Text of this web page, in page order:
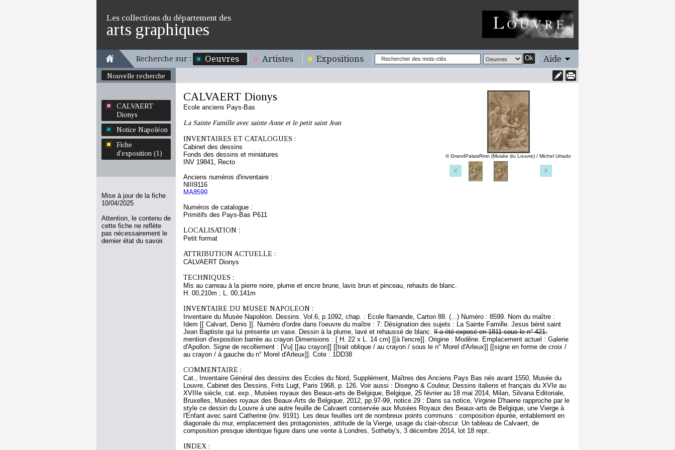
Les collections du département des
arts graphiques
Recherche sur : Oeuvres Artistes Expositions Ok Aide
Nouvelle recherche
CALVAERT
Dionys
Notice Napoléon
Fiche
d'exposition (1)
Mise à jour de la fiche
10/04/2025
Attention, le contenu de
cette fiche ne reflète
pas nécessairement le
dernier état du savoir.
© GrandPalaisRmn (Musée du Louvre) / Michel Urtado
CALVAERT Dionys
Ecole anciens Pays-Bas
La Sainte Famille avec sainte Anne et le petit saint Jean
INVENTAIRES ET CATALOGUES :
Cabinet des dessins
Fonds des dessins et miniatures
INV 19841, Recto
Anciens numéros d'inventaire :
NIII9116
MA8599
Numéros de catalogue :
Primitifs des Pays-Bas P611
LOCALISATION :
Petit format
ATTRIBUTION ACTUELLE :
CALVAERT Dionys
TECHNIQUES :
Mis au carreau à la pierre noire, plume et encre brune, lavis brun et pinceau, rehauts de blanc.
H. 00,210m ; L. 00,141m
INVENTAIRE DU MUSEE NAPOLEON :
Inventaire du Musée Napoléon. Dessins. Vol.6, p.1092, chap. : Ecole flamande, Carton 88. (...) Numéro : 8599. Nom du maître :
Idem [[ Calvart, Denis ]]. Numéro d'ordre dans l'oeuvre du maître : 7. Désignation des sujets : La Sainte Famille. Jesus bénit saint
Jean Baptiste qui lui présente un vase. Dessin à la plume, lavé et rehaussé de blanc. Il a été exposé en 1811 sous le n° 421.
mention d'exposition barrée au crayon Dimensions : [ H. 22 x L. 14 cm] [[à l'encre]]. Origine : Modêne. Emplacement actuel : Galerie
d'Apollon. Signe de recollement : [Vu] [[au crayon]] [[trait oblique / au crayon / sous le n° Morel d'Arleux]] [[signe en forme de croix /
au crayon / à gauche du n° Morel d'Arleux]]. Cote : 1DD38
COMMENTAIRE :
Cat., Inventaire Général des dessins des Ecoles du Nord, Supplément, Maîtres des Anciens Pays Bas nés avant 1550, Musée du
Louvre, Cabinet des Dessins, Frits Lugt, Paris 1968, p. 126. Voir aussi : Disegno & Couleur, Dessins italiens et français du XVIe au
XVIIIe siècle, cat. exp., Musées royaux des Beaux-arts de Belgique, Belgique, 25 février au 18 mai 2014, Milan, Silvana Editoriale,
Bruxelles, Musées royaux des Beaux-Arts de Belgique, 2012, pp.97-99, notice 29 : Dans sa notice, Virginie D'haene rapproche par le
style ce dessin du Louvre à une autre feuille de Calvaert conservée aux Musées Royaux des Beaux-arts de Belgique, une Vierge à
l'Enfant avec saint Catherine (inv. 9191). Les deux feuilles ont de nombreux points communs : composition épurée, entablement en
diagonale du mur, emplacement des protagonistes, attitude de la Vierge, usage du clair-obscur. Un tableau de Calvaert, de
composition presque identique figure dans une vente à Londres, Sotheby's, 3 décembre 2014, lot 18 repr..
INDEX :